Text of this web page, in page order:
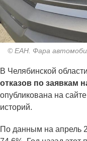
© ЕАН. Фара
В Челябинской
отказов по заявкам
опубликована на
историй.
По данным на апрель